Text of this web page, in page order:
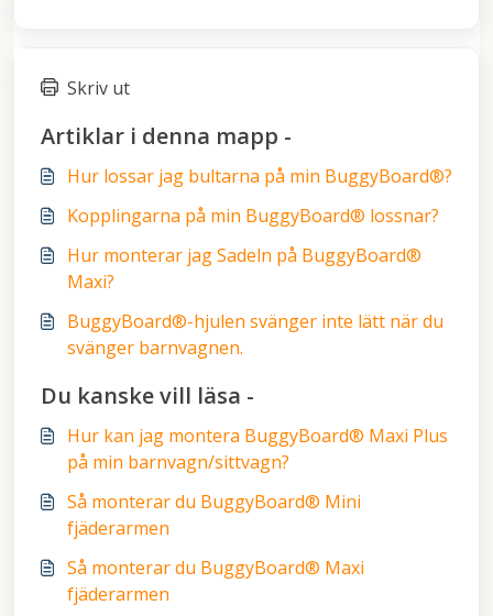
Skriv ut
Artiklar i denna mapp -
Hur lossar jag bultarna på min BuggyBoard®?
Kopplingarna på min BuggyBoard® lossnar?
Hur monterar jag Sadeln på BuggyBoard®
Maxi?
BuggyBoard®-hjulen svänger inte lätt när du
svänger barnvagnen.
Du kanske vill läsa -
Hur kan jag montera BuggyBoard® Maxi Plus
på min barnvagn/sittvagn?
Så monterar du BuggyBoard® Mini
fjäderarmen
Så monterar du BuggyBoard® Maxi
fjäderarmen